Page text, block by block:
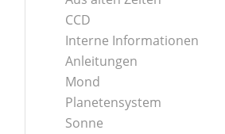
CCD
Interne Informationen
Anleitungen
Mond
Planetensystem
Sonne